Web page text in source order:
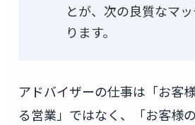
とが、次の良質なマ
ります。
アドバイザーの仕事は「お客
る営業」ではなく、「お客様